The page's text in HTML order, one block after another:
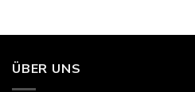
ÜBER UNS